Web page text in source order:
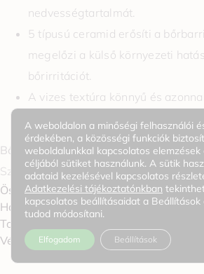
nedvességtartalmát.
5 típusú ceramid erősíti a
megelőzi a külső környezeti
bőrirritációt.
A vizes textúra könnyű és
frissítő és puha felületet hagyva
Bőrtípus:
Száraz bőr, Kombinált bőr, Normál
Összetevők / Jellemzők
Használat
További információk
Vélemények0
A weboldalon a minőségi felhasználói
érdekében, a közösségi funkciók
weboldalunkkal kapcsolatos elemzések
céljából sütiket használunk. A sütik
adataid kezelésével kapcsolatos
Adatkezelési tájékoztatónkban
kapcsolatos beállításaidat a
tudod módosítani.
Elfogadom Beállítások